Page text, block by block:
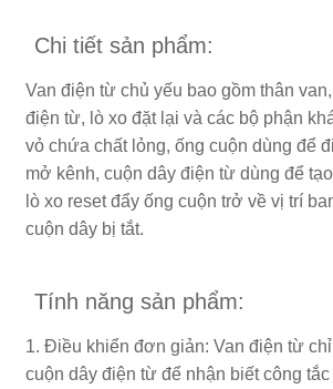
Chi tiết sản phẩm:
Van điện từ chủ yếu bao gồm thân
điện từ, lò xo đặt lại và các bộ phận
vỏ chứa chất lỏng, ống cuộn dùng để
mở kênh, cuộn dây điện từ dùng để
lò xo reset đẩy ống cuộn trở về vị trí
cuộn dây bị tắt.
Tính năng sản phẩm:
1. Điều khiển đơn giản: Van điện từ
cuộn dây điện từ để nhận biết công tắc